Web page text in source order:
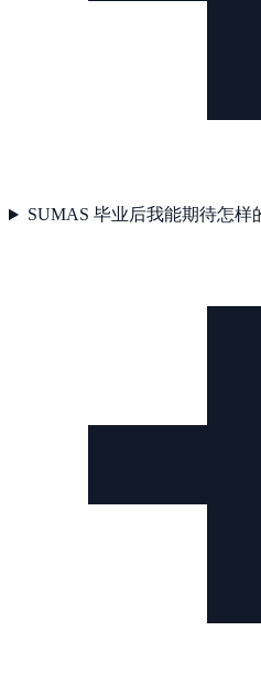
SUMAS 毕业后我能期待怎样